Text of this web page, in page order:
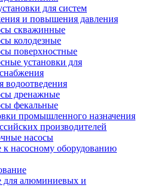
для систем
и повышения давления
скважинные
колодезные
поверхностные
установки для
водоотведения
дренажные
фекальные
промышленного назначения
производителей
насосы
насосному оборудованию
алюминиевых и